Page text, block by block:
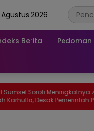
2026
Berita Pedoman
Meningkatnya Zona
Pemerintah Perkuat
Hukum